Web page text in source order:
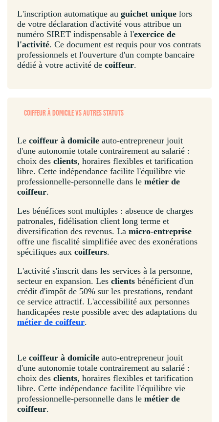
L'inscription automatique au guichet unique lors
de votre déclaration d'activité vous attribue un
numéro SIRET indispensable à l'exercice de
l'activité. Ce document est requis pour vos contrats
professionnels et l'ouverture d'un compte bancaire
dédié à votre activité de coiffeur.
COIFFEUR À DOMICILE VS AUTRES STATUTS
Le coiffeur à domicile auto-entrepreneur jouit
d'une autonomie totale contrairement au salarié :
choix des clients, horaires flexibles et tarification
libre. Cette indépendance facilite l'équilibre vie
professionnelle-personnelle dans le métier de
coiffeur.
Les bénéfices sont multiples : absence de charges
patronales, fidélisation client long terme et
diversification des revenus. La micro-entreprise
offre une fiscalité simplifiée avec des exonérations
spécifiques aux coiffeurs.
L'activité s'inscrit dans les services à la personne,
secteur en expansion. Les clients bénéficient d'un
crédit d'impôt de 50% sur les prestations, rendant
ce service attractif. L'accessibilité aux personnes
handicapées reste possible avec des adaptations du
métier de coiffeur.
Le coiffeur à domicile auto-entrepreneur jouit
d'une autonomie totale contrairement au salarié :
choix des clients, horaires flexibles et tarification
libre. Cette indépendance facilite l'équilibre vie
professionnelle-personnelle dans le métier de
coiffeur.